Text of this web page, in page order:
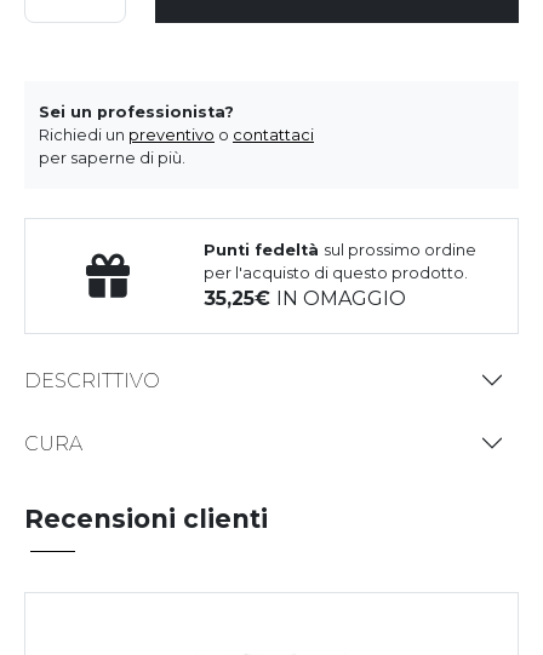
Sei un professionista?
Richiedi un preventivo o contattaci
per saperne di più.
Punti fedeltà sul prossimo ordine
per l'acquisto di questo prodotto.
35,25 IN OMAGGIO
DESCRITTIVO
CURA
Recensioni clienti